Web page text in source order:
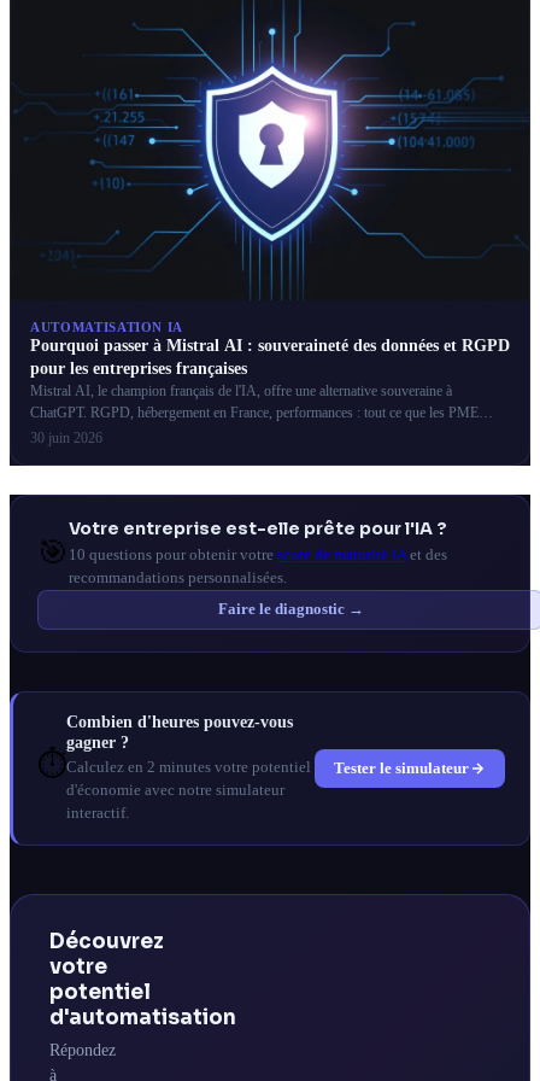
AUTOMATISATION IA
Pourquoi passer à Mistral AI : souveraineté des données et RGPD
pour les entreprises françaises
Mistral AI, le champion français de l'IA, offre une alternative souveraine à
ChatGPT. RGPD, hébergement en France, performances : tout ce que les PME
françaises doivent savoir.
30 juin 2026
🎯
Votre entreprise est-elle prête pour l'IA ?
10 questions pour obtenir votre score de maturité IA et des
recommandations personnalisées.
Faire le diagnostic →
⏱️
Combien d'heures pouvez-vous
gagner ?
Calculez en 2 minutes votre potentiel
d'économie avec notre simulateur
interactif.
Tester le simulateur
Découvrez
votre
potentiel
d'automatisation
Répondez
à